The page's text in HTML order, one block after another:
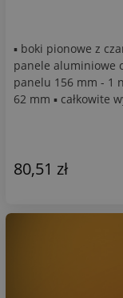
▪ boki pionowe z
panele aluminiowe
panelu 156 mm - 1
62 mm ▪ całkowite
80,51 zł